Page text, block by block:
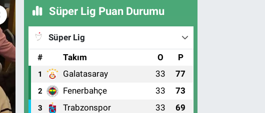
Süper Lig Puan Durumu
Süper Lig
#
Takım O P
1 Galatasaray 33 77
2 Fenerbahçe 33 73
3 Trabzonspor 33 69